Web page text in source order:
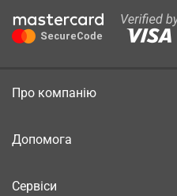
Про компанію
Допомога
Сервіси